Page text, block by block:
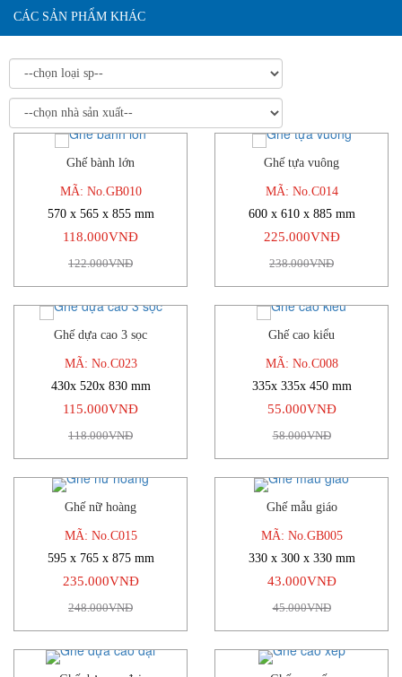
CÁC SẢN PHẨM KHÁC
Ghế bành lớn
MÃ: No.GB010
570 x 565 x 855 mm
118.000VNĐ
122.000VNĐ
Ghế tựa vuông
MÃ: No.C014
600 x 610 x 885 mm
225.000VNĐ
238.000VNĐ
-3%
Ghế dựa cao 3 sọc
MÃ: No.C023
430x 520x 830 mm
115.000VNĐ
118.000VNĐ
Ghế cao kiểu
MÃ: No.C008
335x 335x 450 mm
55.000VNĐ
58.000VNĐ
Ghế nữ hoàng
MÃ: No.C015
595 x 765 x 875 mm
235.000VNĐ
248.000VNĐ
Ghế mẫu giáo
MÃ: No.GB005
330 x 300 x 330 mm
43.000VNĐ
45.000VNĐ